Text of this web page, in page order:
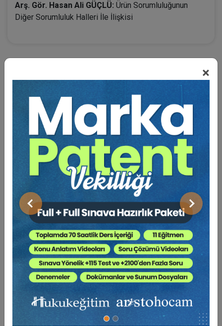
×
Önceki Sonraki
Arş. Gör. Hasan Ali GÜÇLÜ: Ürün Sorumluluğunun
Diğer Sorumluluk Halleri İle İlişkisi
BENZER VIDEO EĞITIMLER
Video Eğitim Abonesi Ol: Sadece 5490 TL / Yıllık
Tüketici Hukuku Enstitüsü
Tüketi̇ci̇ Hukukunda Güncel Sorunlar - XIII.
Tüketi̇ci̇ Hukuku Kongresi̇ - I. Oturum Video